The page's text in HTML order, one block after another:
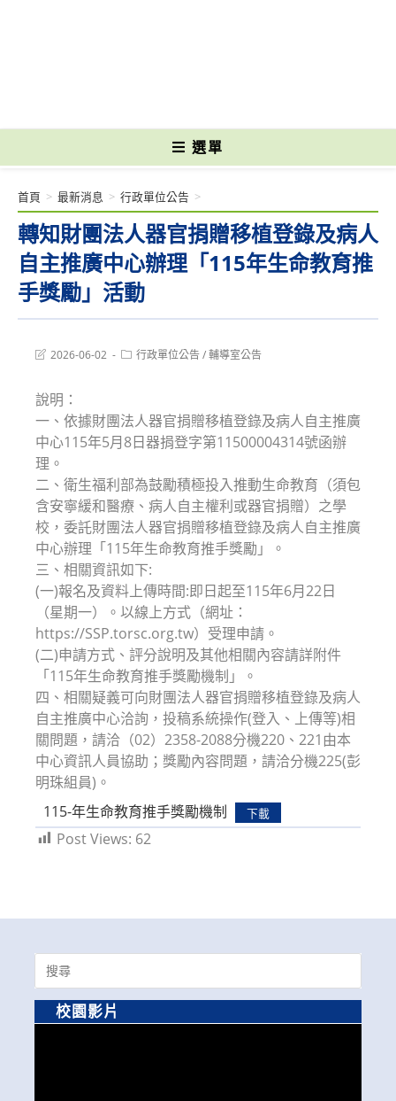
選單
轉知財團法人器官捐贈移植登錄及病人
自主推廣中心辦理「115年生命教育推
手獎勵」活動
首頁 > 最新消息 > 行政單位公告 >
Post2026-06-02
Post行政單位公告/輔導室公告
說明：
一、依據財團法人器官捐贈移植登錄及病人自主推廣
中心115年5月8日器捐登字第11500004314號函辦
理。
二、衛生福利部為鼓勵積極投入推動生命教育（須包
含安寧緩和醫療、病人自主權利或器官捐贈）之學
校，委託財團法人器官捐贈移植登錄及病人自主推廣
中心辦理「115年生命教育推手獎勵」。
三、相關資訊如下:
(一)報名及資料上傳時間:即日起至115年6月22日
（星期一）。以線上方式（網址：
https://SSP.torsc.org.tw）受理申請。
(二)申請方式、評分說明及其他相關內容請詳附件
「115年生命教育推手獎勵機制」。
四、相關疑義可向財團法人器官捐贈移植登錄及病人
自主推廣中心洽詢，投稿系統操作(登入、上傳等)相
關問題，請洽（02）2358-2088分機220、221由本
中心資訊人員協助；獎勵內容問題，請洽分機225(彭
明珠組員)。
115-年生命教育推手獎勵機制
下載
Post Views: 62
Search
for:
校園影片